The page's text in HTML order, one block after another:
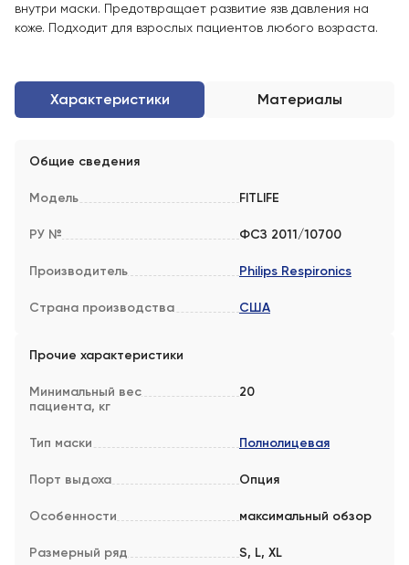
внутри маски. Предотвращает развитие язв давления на
коже. Подходит для взрослых пациентов любого возраста.
Характеристики Материалы
Общие сведения
Модель FITLIFE
РУ № ФСЗ 2011/10700
Производитель Philips Respironics
Страна производства США
Прочие характеристики
Минимальный вес
пациента, кг
20
Тип маски Полнолицевая
Порт выдоха Опция
Особенности максимальный обзор
Размерный ряд S, L, XL